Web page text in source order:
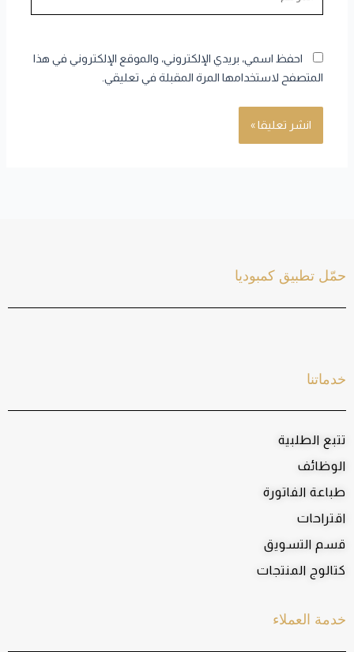
احفظ اسمي، بريدي الإلكتروني، والموقع الإلكتروني في هذا
المتصفح لاستخدامها المرة المقبلة في تعليقي.
خدمة العملاء
خدماتنا
تتبع الطلبية
الوظائف
طباعة الفاتورة
اقتراحات
قسم التسويق
كتالوج المنتجات
حمّل تطبيق كمبوديا